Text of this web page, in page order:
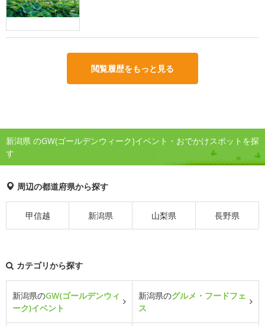
閲覧履歴をもっと見る
新潟県 のGW(ゴールデンウィーク)イベント・おでかけスポットを探
す
周辺の都道府県から探す
甲信越 新潟県 山梨県 長野県
カテゴリから探す
新潟県のGW(ゴールデンウィ
ーク)イベント
新潟県のグルメ・フードフェ
ス